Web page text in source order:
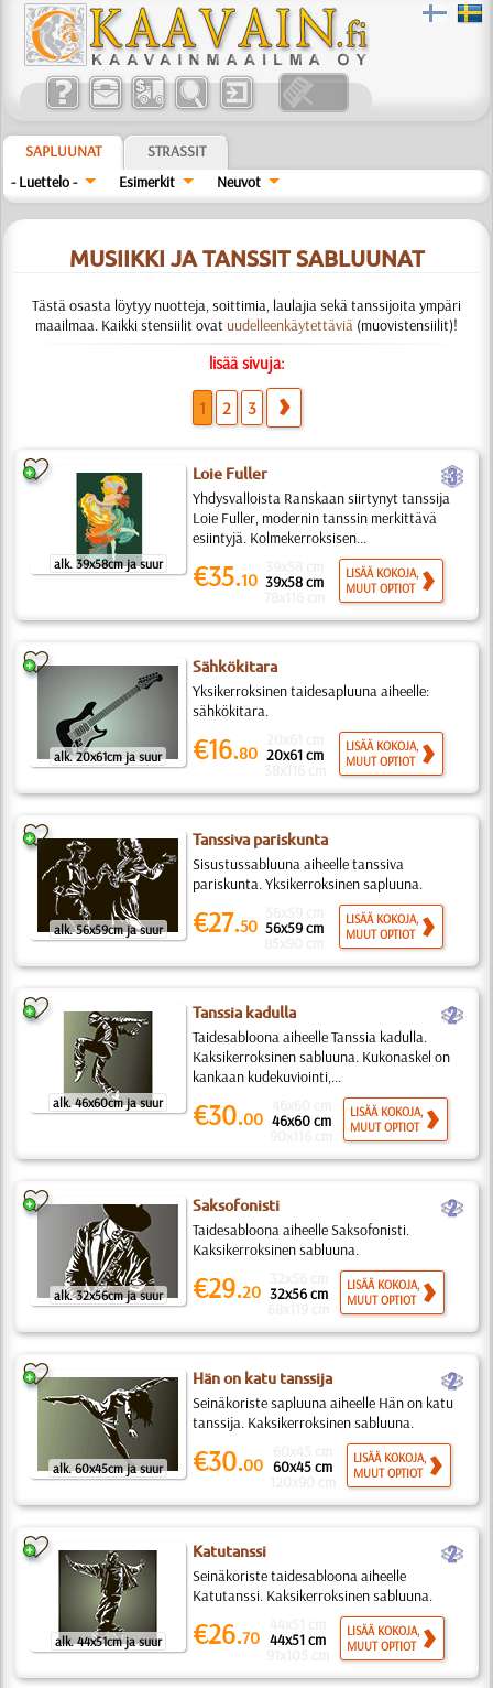
SAPLUUNAT
STRASSIT
- Luettelo -
Esimerkit Neuvot
MUSIIKKI JA TANSSIT SABLUUNAT
Tästä osasta löytyy nuotteja, soittimia, laulajia sekä tanssijoita ympäri
maailmaa. Kaikki stensiilit ovat uudelleenkäytettäviä (muovistensiilit)!
lisää sivuja:
1 2 3
alk. 39x58cm ja suur
Loie Fuller c
Yhdysvalloista Ranskaan siirtynyt tanssija
Loie Fuller, modernin tanssin merkittävä
esiintyjä. Kolmekerroksisen...
€35.10 39x58 cm
LISÄÄ KOKOJA,
MUUT OPTIOT
alk. 20x61cm ja suur
Sähkökitara
Yksikerroksinen taidesapluuna aiheelle:
sähkökitara.
€16.80 20x61 cm
LISÄÄ KOKOJA,
MUUT OPTIOT
alk. 56x59cm ja suur
Tanssiva pariskunta
Sisustussabluuna aiheelle tanssiva
pariskunta. Yksikerroksinen sapluuna.
€27.50 56x59 cm
LISÄÄ KOKOJA,
MUUT OPTIOT
alk. 46x60cm ja suur
Tanssia kadulla b
Taidesabloona aiheelle Tanssia kadulla.
Kaksikerroksinen sabluuna. Kukonaskel on
kankaan kudekuviointi,...
€30.00 46x60 cm
LISÄÄ KOKOJA,
MUUT OPTIOT
alk. 32x56cm ja suur
Saksofonisti b
Taidesabloona aiheelle Saksofonisti.
Kaksikerroksinen sabluuna.
€29.20 32x56 cm
LISÄÄ KOKOJA,
MUUT OPTIOT
alk. 60x45cm ja suur
Hän on katu tanssija b
Seinäkoriste sapluuna aiheelle Hän on katu
tanssija. Kaksikerroksinen sabluuna.
€30.00 60x45 cm
LISÄÄ KOKOJA,
MUUT OPTIOT
alk. 44x51cm ja suur
Katutanssi b
Seinäkoriste taidesabloona aiheelle
Katutanssi. Kaksikerroksinen sabluuna.
€26.70 44x51 cm
LISÄÄ KOKOJA,
MUUT OPTIOT